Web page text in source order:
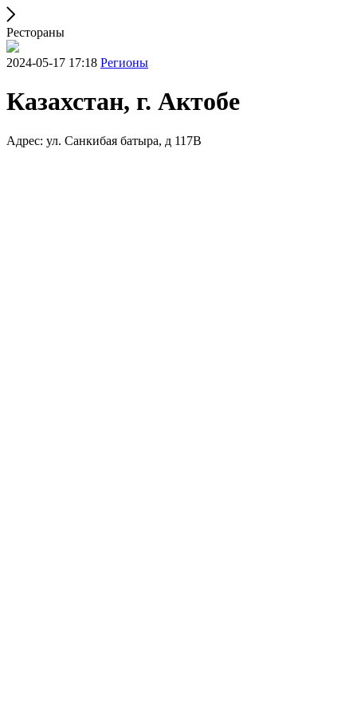
Рестораны
2024-05-17 17:18 Регионы
Казахстан, г. Актобе
Адрес: ул. Санкибая батыра, д 117В